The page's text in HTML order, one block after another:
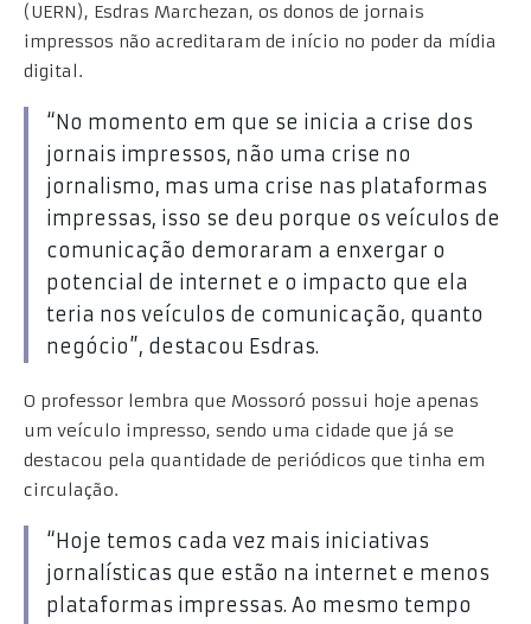
(UERN), Esdras Marchezan, os donos de jornais
impressos não acreditaram de início no poder da mídia
digital.
“No momento em que se inicia a crise dos
jornais impressos, não uma crise no
jornalismo, mas uma crise nas plataformas
impressas, isso se deu porque os veículos de
comunicação demoraram a enxergar o
potencial de internet e o impacto que ela
teria nos veículos de comunicação, quanto
negócio”, destacou Esdras.
O professor lembra que Mossoró possui hoje apenas
um veículo impresso, sendo uma cidade que já se
destacou pela quantidade de periódicos que tinha em
circulação.
“Hoje temos cada vez mais iniciativas
jornalísticas que estão na internet e menos
plataformas impressas. Ao mesmo tempo